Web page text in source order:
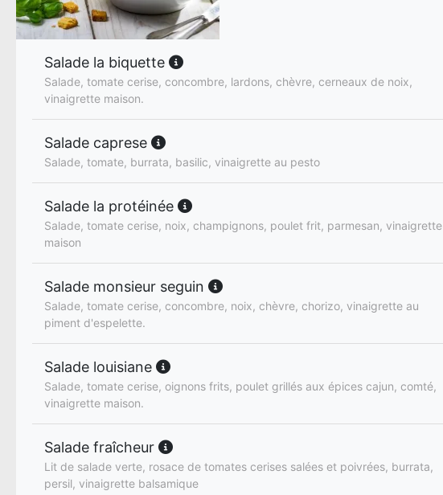
Salade la biquette
Salade, tomate cerise, concombre, lardons, chèvre, cerneaux de noix,
vinaigrette maison.
Salade caprese
Salade, tomate, burrata, basilic, vinaigrette au pesto
Salade la protéinée
Salade, tomate cerise, noix, champignons, poulet frit, parmesan, vinaigrette
maison
Salade monsieur seguin
Salade, tomate cerise, concombre, noix, chèvre, chorizo, vinaigrette au
piment d'espelette.
Salade louisiane
Salade, tomate cerise, oignons frits, poulet grillés aux épices cajun, comté,
vinaigrette maison.
Salade fraîcheur
Lit de salade verte, rosace de tomates cerises salées et poivrées, burrata,
persil, vinaigrette balsamique